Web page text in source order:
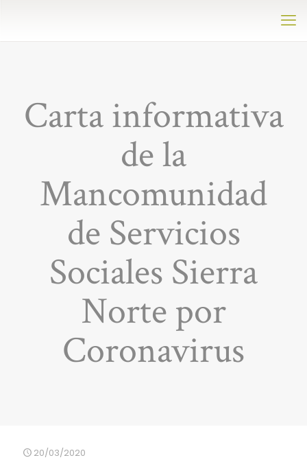
Carta informativa
de la
Mancomunidad
de Servicios
Sociales Sierra
Norte por
Coronavirus
20/03/2020